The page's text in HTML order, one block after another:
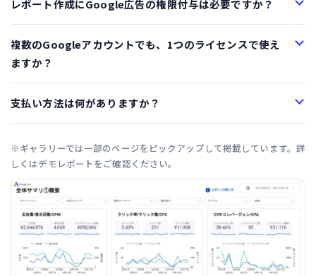
レポート作成にGoogle広告の権限付与は必要ですか？
複数のGoogleアカウントでも、1つのライセンスで使え
ますか？
支払い方法は何がありますか？
※ギャラリーでは一部のページをピックアップして掲載しています。詳
しくはデモレポートをご確認ください。